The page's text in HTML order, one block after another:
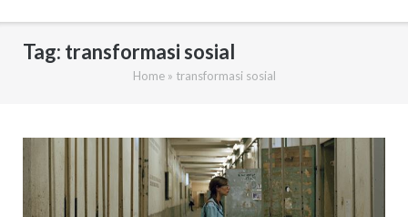
Tag: transformasi sosial
Home» transformasi sosial